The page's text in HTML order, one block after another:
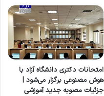
امتحانات دکتری دانشگاه آزاد با
هوش مصنوعی برگزار می‌شود |
جزئیات مصوبه جدید آموزشی